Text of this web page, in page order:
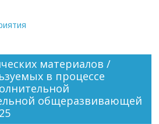
материалов /
в процессе
общеразвивающей